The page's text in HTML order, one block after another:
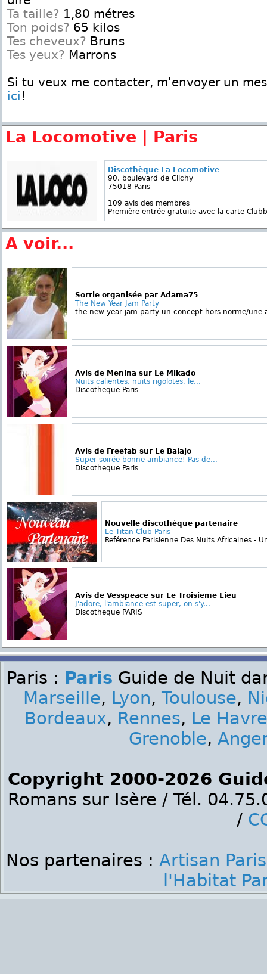
Ta taille? 1,80 métres
Ton poids? 65 kilos
Tes cheveux? Bruns
Tes yeux? Marrons
Si tu veux me contacter, m'envoyer un
ici !
La Locomotive | Paris
Discothèque La Locomotive
90, boulevard de Clichy
75018 Paris
109 avis des membres
Première entrée gratuite avec la carte
A voir...
Sortie organisée par Adama75
The New Year Jam Party
the new year jam party un concept hors norme/une
Avis de Menina sur Le Mikado
Nuits calientes, nuits rigolotes, le...
Discotheque Paris
Avis de Freefab sur Le Balajo
Super soirée bonne ambiance! Pas de...
Discotheque Paris
Nouvelle discothèque partenaire
Le Titan Club Paris
Reférence Parisienne Des Nuits Africaines -
Avis de Vesspeace sur Le Troisieme Lieu
J'adore, l'ambiance est super, on s'y...
Discotheque PARIS
Paris : Paris Guide de Nuit
Marseille, Lyon, Toulouse,
Bordeaux, Rennes, Le Havre
Grenoble,
Copyright 2000-2026
Romans sur Isère / Tél.
/
Nos partenaires : Artisan Paris
l'Habitat